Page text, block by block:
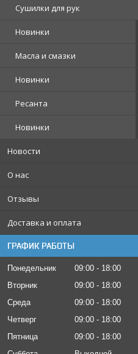
Сушилки для рук
Новинки
Масла и смазки
Новинки
Ресанта
Новинки
Новости
О нас
Отзывы
Доставка и оплата
ГРАФИК РАБОТЫ
Понедельник 09:00
18:00
Вторник
09:00
18:00
Среда
09:00
18:00
Четверг
09:00
18:00
Пятница
09:00
18:00